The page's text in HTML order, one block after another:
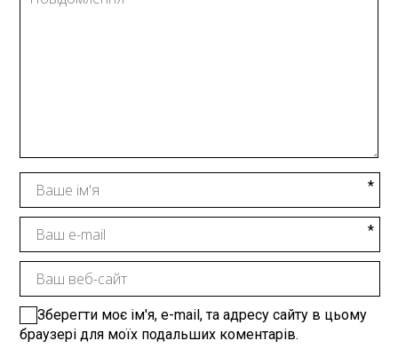
Зберегти моє ім'я, e-mail, та адресу сайту в цьому
браузері для моїх подальших коментарів.